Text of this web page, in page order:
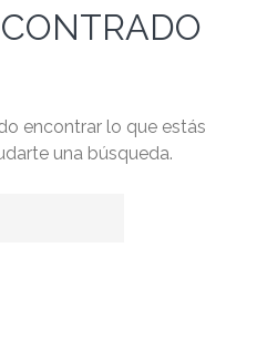
encontrar lo que estás
una búsqueda.